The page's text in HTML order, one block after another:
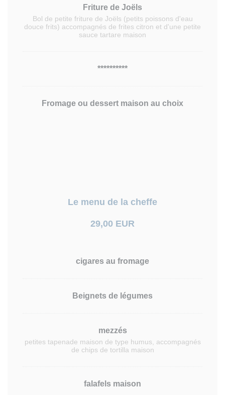
Friture de Joëls
Bol de petite friture de Joëls (petits poissons d'eau
douce frits) accompagnés de frites citron et d'une petite
sauce tartare maison
**********
Fromage ou dessert maison au choix
Le menu de la cheffe
29,00 EUR
cigares au fromage
Beignets de légumes
mezzés
petites tapenade maison de type humus, accompagnés
de chips de tortilla maison
falafels maison